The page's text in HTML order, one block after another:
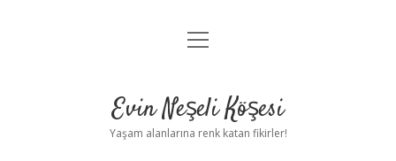
Anasayfa
Yasal Uyarı
menüyü
Evin Neşeli Köşesi
Yaşam alanlarına renk katan fikirler!